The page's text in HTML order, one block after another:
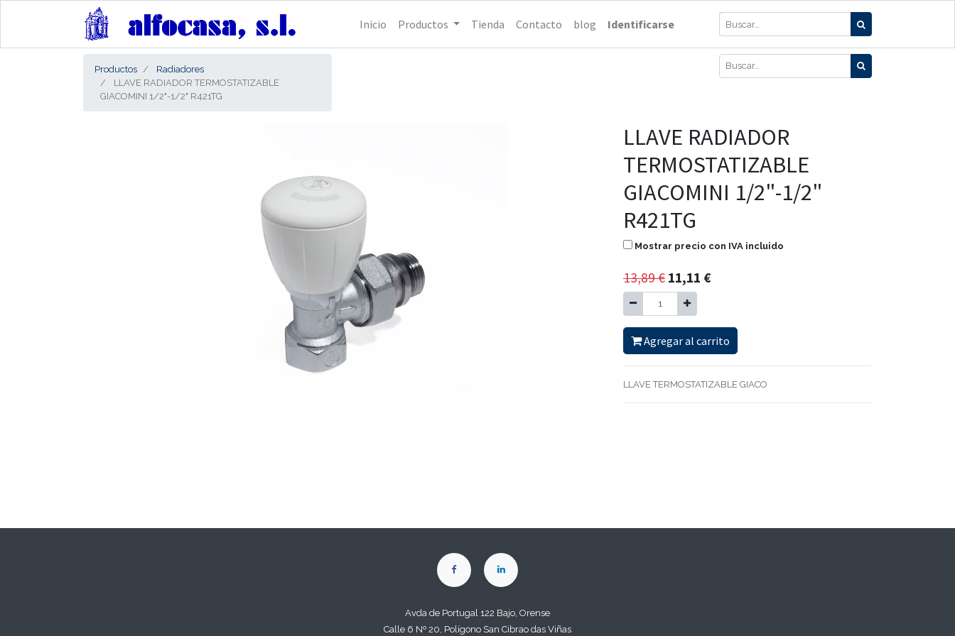
Inicio Productos Tienda Contacto blog Identificarse
Productos
Radiadores
LLAVE RADIADOR TERMOSTATIZABLE
GIACOMINI 1/2"-1/2" R421TG
LLAVE RADIADOR
TERMOSTATIZABLE
GIACOMINI 1/2"-1/2"
R421TG
Mostrar precio con IVA incluido
13,89€ 11,11 €
Agregar al carrito
LLAVE TERMOSTATIZABLE GIACO
Avda de Portugal 122 Bajo, Orense
Calle 6 Nº 20, Polígono San Cibrao das Viñas